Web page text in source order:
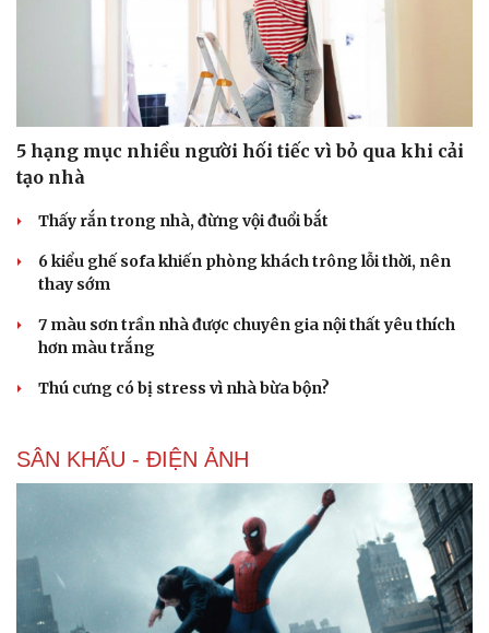
Du lịch
Tư vấn
check-in
Cửa sổ tình yêu
Hạt giống tâm hồn
5 hạng mục nhiều người hối tiếc vì bỏ qua khi cải
tạo nhà
Thấy rắn trong nhà, đừng vội đuổi bắt
6 kiểu ghế sofa khiến phòng khách trông lỗi thời, nên
thay sớm
7 màu sơn trần nhà được chuyên gia nội thất yêu thích
hơn màu trắng
Thú cưng có bị stress vì nhà bừa bộn?
SÂN KHẤU - ĐIỆN ẢNH